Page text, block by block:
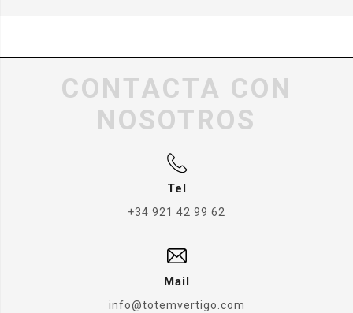
CONTACTA CON
NOSOTROS
Tel
+34 921 42 99 62
Mail
info@totemvertigo.com